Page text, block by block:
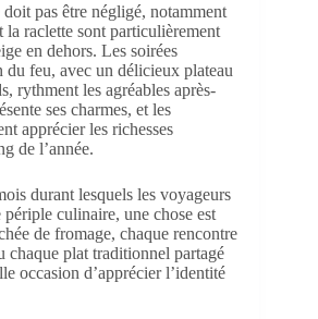
pas être négligé, notamment
la raclette sont particulièrement
en dehors. Les soirées
du feu, avec un délicieux plateau
rythment les agréables après-
ses charmes, et les
apprécier les richesses
de l’année.
durant lesquels les voyageurs
culinaire, une chose est
de fromage, chaque rencontre
chaque plat traditionnel partagé
occasion d’apprécier l’identité